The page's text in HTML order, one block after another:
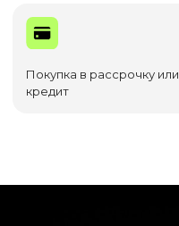
Покупка в рассрочку или
кредит